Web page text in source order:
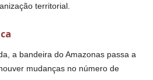
territorial.
a bandeira do Amazonas passa a
mudanças no número de